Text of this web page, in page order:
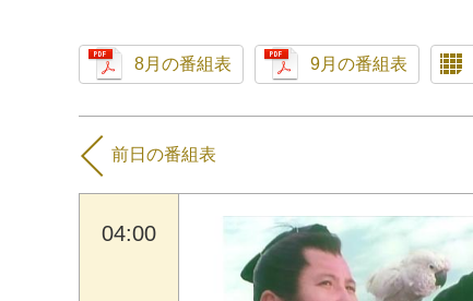
8月の番組表 9月の番組表
前日の番組表
04:00